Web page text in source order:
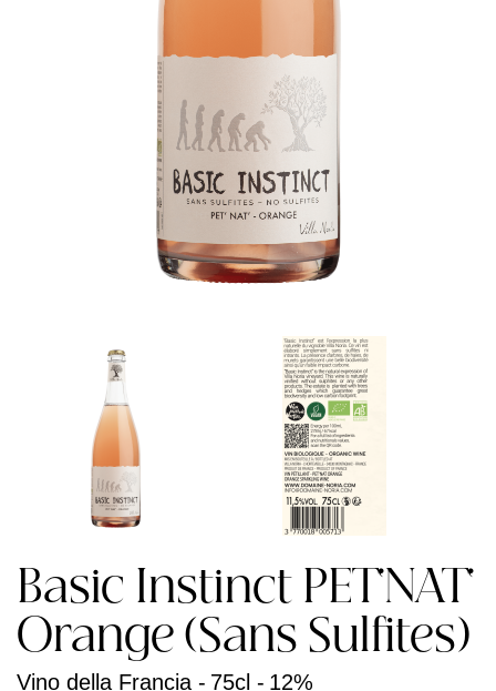
Basic Instinct PET'NAT'
Orange (Sans Sulfites)
Vino della Francia - 75cl - 12%